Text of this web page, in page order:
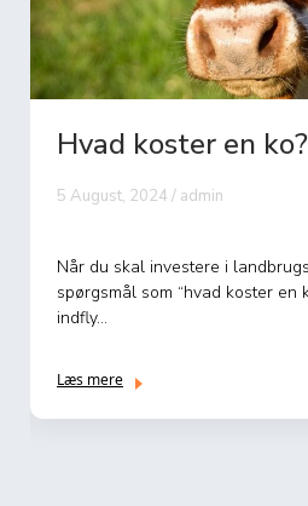
Hvad koster en ko?
5 August, 2024 / admin
Når du skal investere i
spørgsmål som “hvad koster en
indfly...
Læs mere